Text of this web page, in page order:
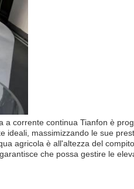
corrente continua Tianfon è
massimizzando le sue
agricola è all'altezza del
che possa gestire le